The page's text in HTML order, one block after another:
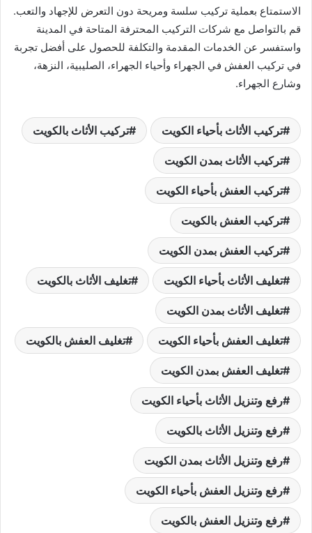
الاستمتاع بعملية تركيب سلسة ومريحة دون التعرض للإجهاد والتعب.
قم بالتواصل مع شركات التركيب المحترفة المتاحة في المدينة
واستفسر عن الخدمات المقدمة والتكلفة للحصول على أفضل تجربة
في تركيب العفش في الجهراء وأحياء الجهراء، الصليبية، النزهة،
وشارع الجهراء.
تركيب الأثاث بأحياء الكويت تركيب الأثاث بالكويت
تركيب الأثاث بمدن الكويت
تركيب العفش بأحياء الكويت
تركيب العفش بالكويت
تركيب العفش بمدن الكويت
تغليف الأثاث بأحياء الكويت تغليف الأثاث بالكويت
تغليف الأثاث بمدن الكويت
تغليف العفش بأحياء الكويت تغليف العفش بالكويت
تغليف العفش بمدن الكويت
رفع وتنزيل الأثاث بأحياء الكويت
رفع وتنزيل الأثاث بالكويت
رفع وتنزيل الأثاث بمدن الكويت
رفع وتنزيل العفش بأحياء الكويت
رفع وتنزيل العفش بالكويت